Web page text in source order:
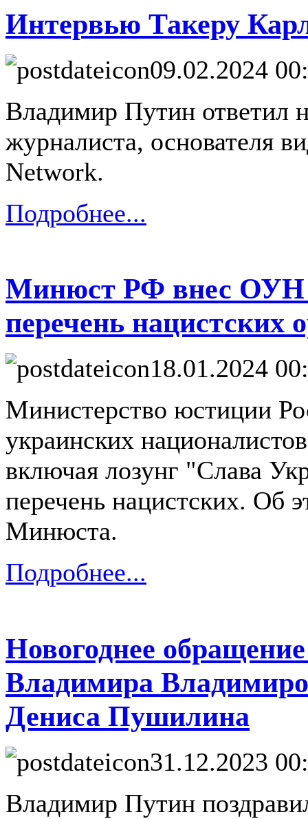
Интервью Такеру
09.02.2024
Владимир Путин ответил
журналиста, основателя
Network.
Подробнее...
Минюст РФ внес ОУН
перечень нацистских
18.01.2024
Министерство юстиции
украинских
включая лозунг "Слава
перечень нацистских. Об
Минюста.
Подробнее...
Новогоднее
Владимира
Дениса Пушилина
31.12.2023
Владимир Путин